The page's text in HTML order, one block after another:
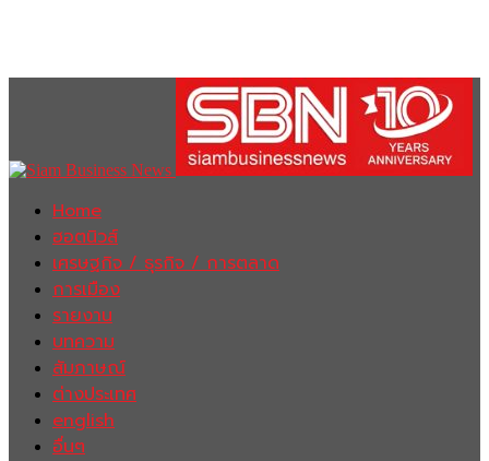
Home
ฮอตนิวส์
เศรษฐกิจ / ธุรกิจ / การตลาด
การเมือง
รายงาน
บทความ
สัมภาษณ์
ต่างประเทศ
english
อื่นๆ